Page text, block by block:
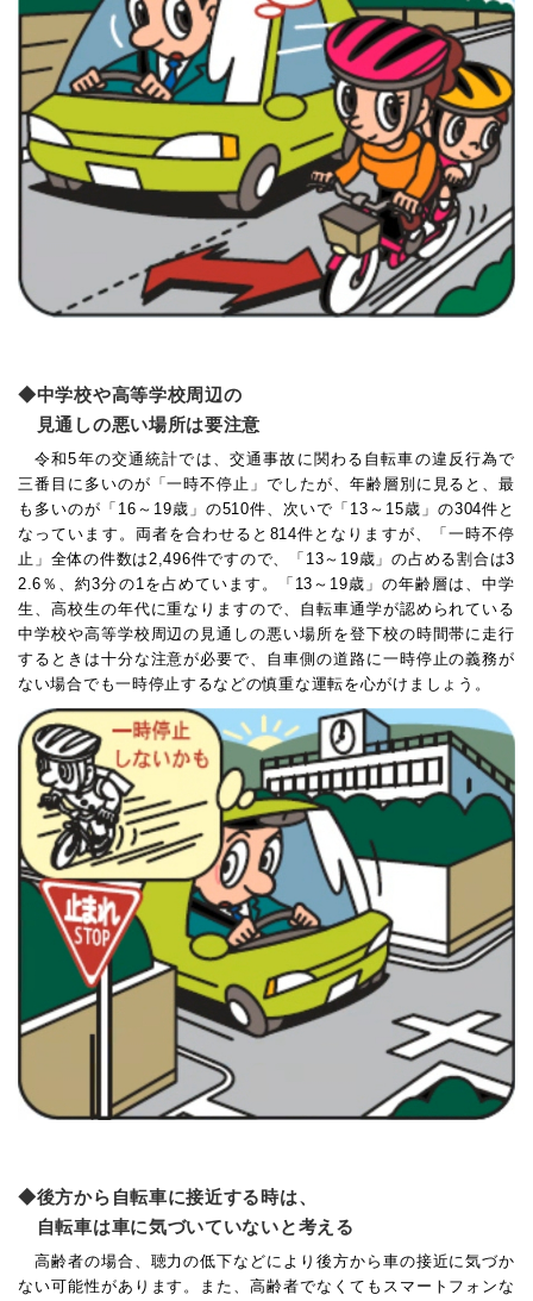
中学校や高等学校周辺の
見通しの悪い場所は要注意
令和5年の交通統計では、交通事故に関わる自転車の違反行為で
三番目に多いのが「一時不停止」でしたが、年齢層別に見ると、最
も多いのが「16～19歳」の510件、次いで「13～15歳」の304件と
なっています。両者を合わせると814件となりますが、「一時不停
止」全体の件数は2,496件ですので、「13～19歳」の占める割合は3
2.6％、約3分の1を占めています。「13～19歳」の年齢層は、中学
生、高校生の年代に重なりますので、自転車通学が認められている
中学校や高等学校周辺の見通しの悪い場所を登下校の時間帯に走行
するときは十分な注意が必要で、自車側の道路に一時停止の義務が
ない場合でも一時停止するなどの慎重な運転を心がけましょう。
後方から自転車に接近する時は、
自転車は車に気づいていないと考える
高齢者の場合、聴力の低下などにより後方から車の接近に気づか
ない可能性があります。また、高齢者でなくてもスマートフォンな